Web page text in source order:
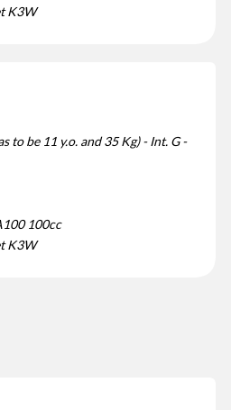
K3W
to be 11 y.o. and 35 Kg) - Int. G -
100cc
K3W